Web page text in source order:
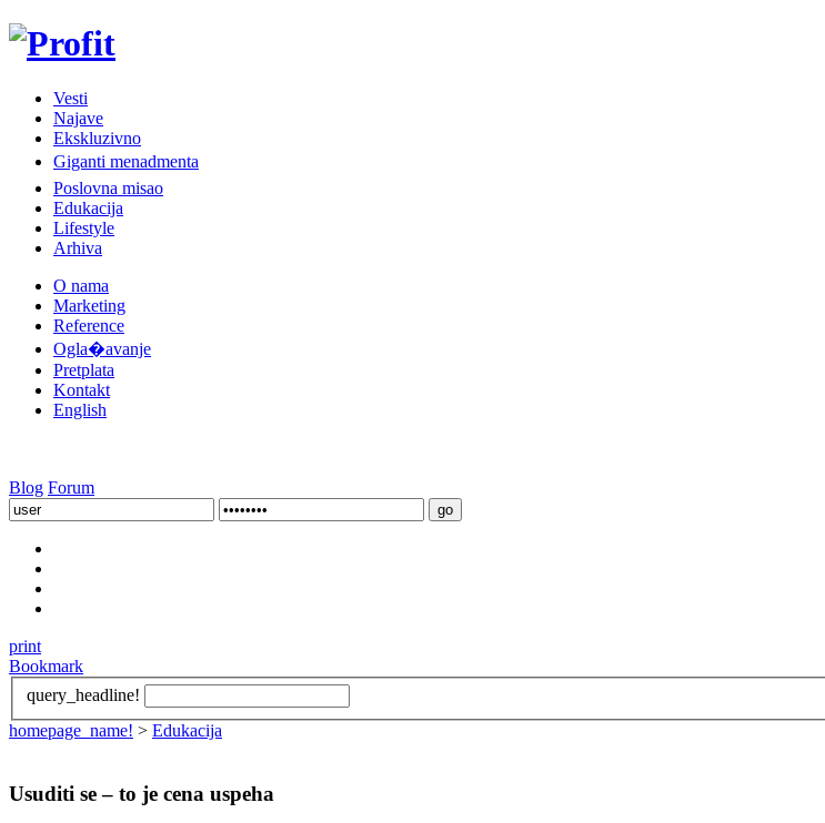
Vesti
Najave
Ekskluzivno
Giganti menadmenta
Poslovna misao
Edukacija
Lifestyle
Arhiva
O nama
Marketing
Reference
Ogla�avanje
Pretplata
Kontakt
English
Blog Forum
print
Bookmark
query_headline!
homepage_name! > Edukacija
Usuditi se – to je cena uspeha